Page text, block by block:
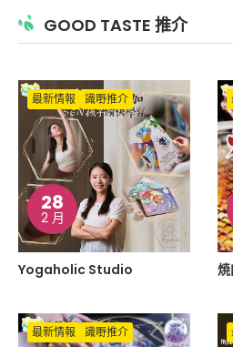
GOOD TASTE 推介
28
2 月
最新情報 識嘢推介
Yogaholic Studio
最新情報 識嘢推介